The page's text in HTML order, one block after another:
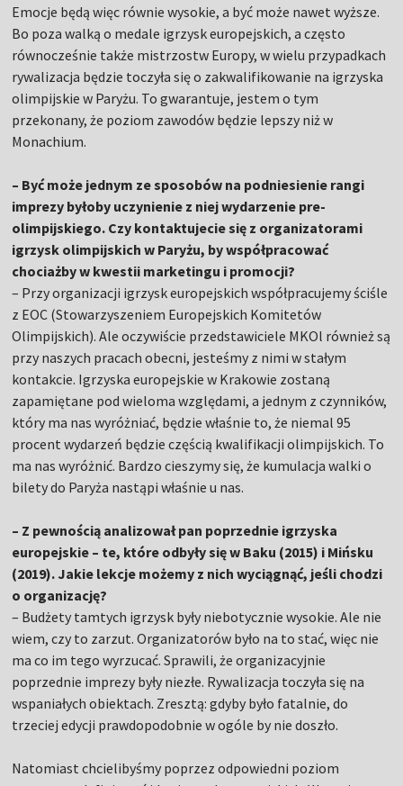
Emocje będą więc równie wysokie, a być może nawet wyższe.
Bo poza walką o medale igrzysk europejskich, a często
równocześnie także mistrzostw Europy, w wielu przypadkach
rywalizacja będzie toczyła się o zakwalifikowanie na igrzyska
olimpijskie w Paryżu. To gwarantuje, jestem o tym
przekonany, że poziom zawodów będzie lepszy niż w
Monachium.
– Być może jednym ze sposobów na podniesienie rangi
imprezy byłoby uczynienie z niej wydarzenie pre-
olimpijskiego. Czy kontaktujecie się z organizatorami
igrzysk olimpijskich w Paryżu, by współpracować
chociażby w kwestii marketingu i promocji?
– Przy organizacji igrzysk europejskich współpracujemy ściśle
z EOC (Stowarzyszeniem Europejskich Komitetów
Olimpijskich). Ale oczywiście przedstawiciele MKOl również są
przy naszych pracach obecni, jesteśmy z nimi w stałym
kontakcie. Igrzyska europejskie w Krakowie zostaną
zapamiętane pod wieloma względami, a jednym z czynników,
który ma nas wyróżniać, będzie właśnie to, że niemal 95
procent wydarzeń będzie częścią kwalifikacji olimpijskich. To
ma nas wyróżnić. Bardzo cieszymy się, że kumulacja walki o
bilety do Paryża nastąpi właśnie u nas.
– Z pewnością analizował pan poprzednie igrzyska
europejskie – te, które odbyły się w Baku (2015) i Mińsku
(2019). Jakie lekcje możemy z nich wyciągnąć, jeśli chodzi
o organizację?
– Budżety tamtych igrzysk były niebotycznie wysokie. Ale nie
wiem, czy to zarzut. Organizatorów było na to stać, więc nie
ma co im tego wyrzucać. Sprawili, że organizacyjnie
poprzednie imprezy były niezłe. Rywalizacja toczyła się na
wspaniałych obiektach. Zresztą: gdyby było fatalnie, do
trzeciej edycji prawdopodobnie w ogóle by nie doszło.
Natomiast chcielibyśmy poprzez odpowiedni poziom